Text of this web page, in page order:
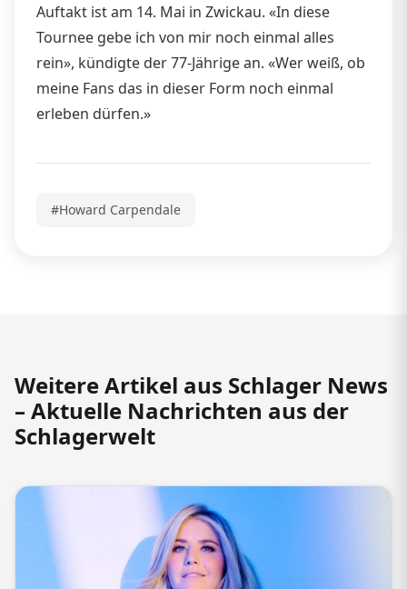
Auftakt ist am 14. Mai in Zwickau. «In diese
Tournee gebe ich von mir noch einmal alles
rein», kündigte der 77-Jährige an. «Wer weiß, ob
meine Fans das in dieser Form noch einmal
erleben dürfen.»
#Howard Carpendale
Weitere Artikel aus Schlager News
– Aktuelle Nachrichten aus der
Schlagerwelt